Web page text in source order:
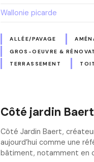
Wallonie picarde
ALLÉE/PAVAGE
GROS-OEUVRE &
TERRASSEMENT
Côté jardin Baert
Côté Jardin Baert,
aujourd’hui comme une
bâtiment, notamment en